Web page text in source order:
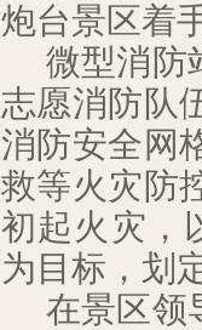
炮台景区着
微型消防
志愿消防队
消防安全网
救等火灾防
初起火灾，
为目标，划
在景区领